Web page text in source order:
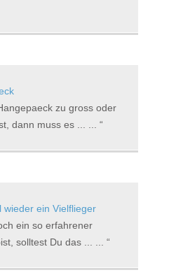
zu gross oder
dann muss es ... ...
wieder ein Vielflieger
ein so erfahrener
solltest Du das ... ...